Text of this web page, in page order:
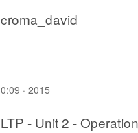
croma_david
0:09 · 2015
LTP - Unit 2 -